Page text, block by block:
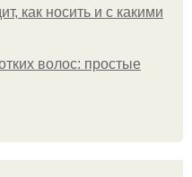
как носить и с какими
волос: простые